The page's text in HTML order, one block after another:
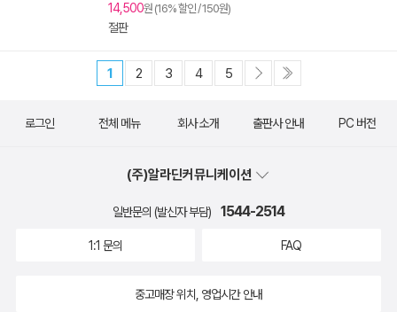
14,500원 (16% 할인 / 150원)
절판
1 2 3 4 5
로그인 전체 메뉴 회사 소개 출판사 안내 PC 버전
(주)알라딘커뮤니케이션
일반문의 (발신자 부담) 1544-2514
1:1 문의 FAQ
중고매장 위치, 영업시간 안내